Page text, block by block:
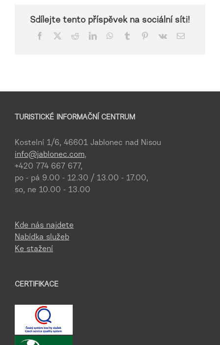
Sdílejte tento příspěvek na sociální síti!
Facebook RedditLinkedInWhatsApp
Tumblr Pinterest
Vk
E-
TURISTICKÉ INFORMAČNÍ CENTRUM
Kostelní 1/6, 46601 Jablonec nad Nisou
info@jablonec.com,
+420 774 667 677,
po - pá 9.00 - 12.30 / 13.00 - 17.00,
so, ne 10.00 - 13.00
Kde nás najdete
Nabídka služeb
Ke stažení
CERTIFIKACE